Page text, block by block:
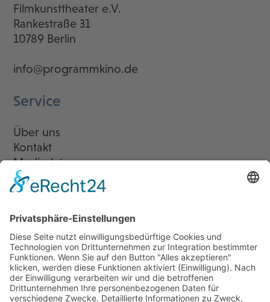
Filmkunsttheater e.V.
Rankestraße 31
10789 Berlin
info@programmkino.de
Service
Über uns
Kontakt
Mediadaten
Newsletter
LogIn
Legal
Impressum
Datenschutzerklärung
Cookie-Einstellungen